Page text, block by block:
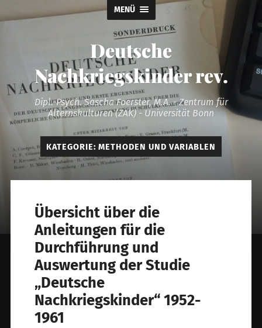
MENÜ
Deutsche
Nachkriegskinder rev.
Dipl.-Psych. Sascha Foerster, M.A. - Zentrum für
Alternskulturen (ZAK) - Universität Bonn
KATEGORIE: METHODEN UND VARIABLEN
Übersicht über die
Anleitungen für die
Durchführung und
Auswertung der Studie
„Deutsche
Nachkriegskinder“ 1952-
1961